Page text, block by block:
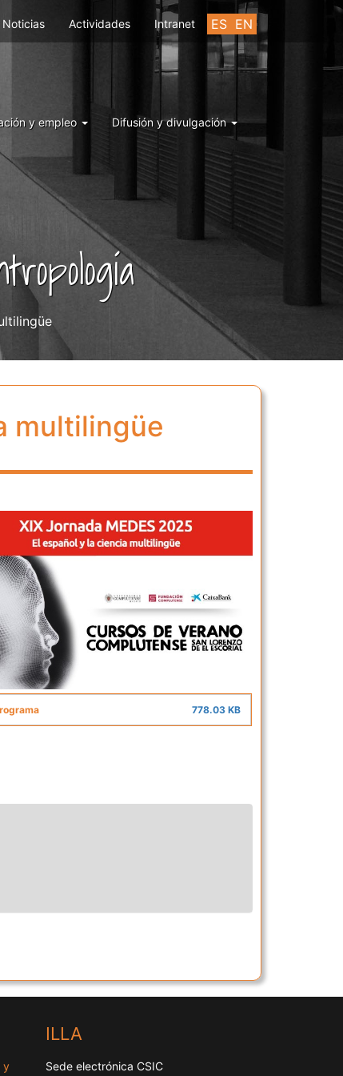
ES EN
Noticias Actividades Intranet
y empleo Difusión y divulgación
multilingüe
778.03 KB
y
ILLA
Sede electrónica CSIC